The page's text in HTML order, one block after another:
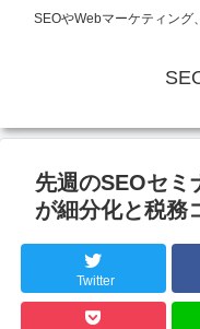
SEOやWebマーケティング
先週のSEOセミ
が細分化と税務
Twitter